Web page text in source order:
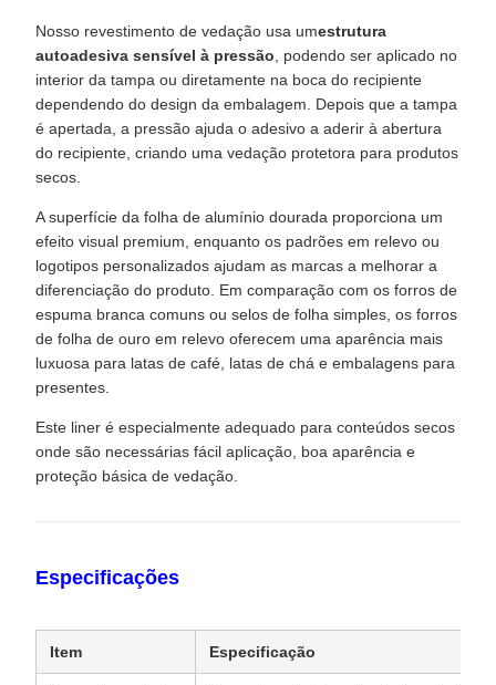
Nosso revestimento de vedação usa umestrutura
autoadesiva sensível à pressão, podendo ser aplicado no
interior da tampa ou diretamente na boca do recipiente
dependendo do design da embalagem. Depois que a tampa
é apertada, a pressão ajuda o adesivo a aderir à abertura
do recipiente, criando uma vedação protetora para produtos
secos.
A superfície da folha de alumínio dourada proporciona um
efeito visual premium, enquanto os padrões em relevo ou
logotipos personalizados ajudam as marcas a melhorar a
diferenciação do produto. Em comparação com os forros de
espuma branca comuns ou selos de folha simples, os forros
de folha de ouro em relevo oferecem uma aparência mais
luxuosa para latas de café, latas de chá e embalagens para
presentes.
Este liner é especialmente adequado para conteúdos secos
onde são necessárias fácil aplicação, boa aparência e
proteção básica de vedação.
Especificações
Item Especificação